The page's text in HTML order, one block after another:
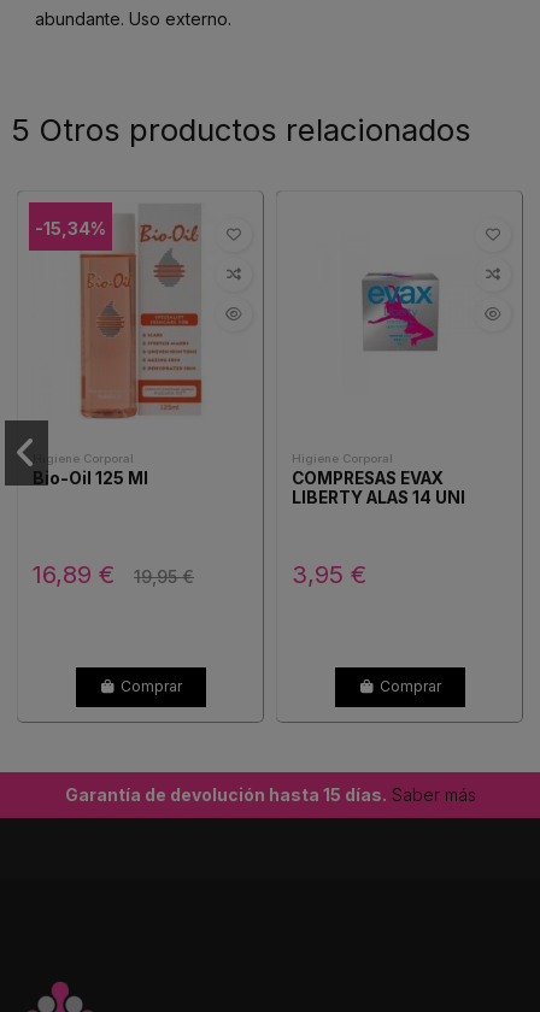
abundante. Uso externo.
5 Otros productos relacionados
-15,34%
Higiene Corporal
Bio-Oil 125 Ml
16,89 € 19,95 €
Comprar
Higiene Corporal
COMPRESAS EVAX
LIBERTY ALAS 14 UNI
3,95 €
Comprar
Garantía de devolución hasta 15 días. Saber más